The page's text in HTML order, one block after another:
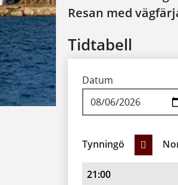
Resan med
Tidtabell
Datum
Tynningö
Tynningö Norra Lagnö
Avgår
21:00